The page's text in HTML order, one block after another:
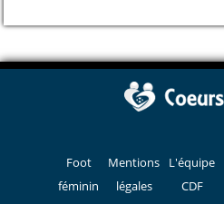
Foot
féminin
Mentions
légales
L'équipe
CDF